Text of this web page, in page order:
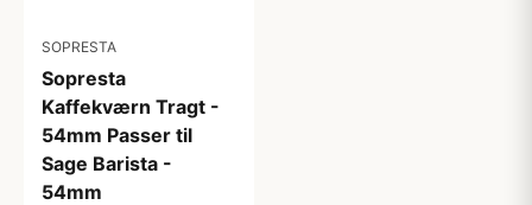
SOPRESTA
Sopresta
Kaffekværn Tragt -
54mm Passer til
Sage Barista -
54mm